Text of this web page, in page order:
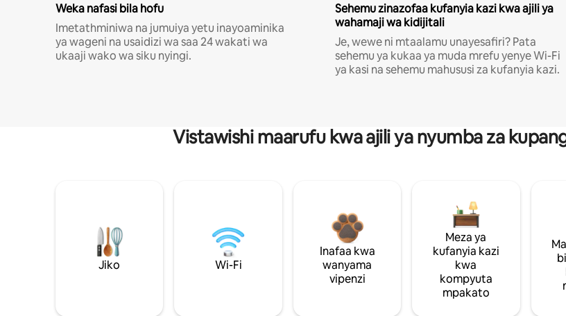
Weka nafasi bila hofu
Imetathminiwa na jumuiya yetu inayoaminika
ya wageni na usaidizi wa saa 24 wakati wa
ukaaji wako wa siku nyingi.
Sehemu zinazofaa kufanyia kazi kwa ajili ya
wahamaji wa kidijitali
Je, wewe ni mtaalamu unayesafiri? Pata
sehemu ya kukaa ya muda mrefu yenye Wi-Fi
ya kasi na sehemu mahususi za kufanyia kazi.
Vistawishi maarufu kwa ajili ya nyumba za
Jiko Wi-Fi
Inafaa kwa
wanyama
vipenzi
Meza ya
kufanyia kazi
kwa
kompyuta
mpakato